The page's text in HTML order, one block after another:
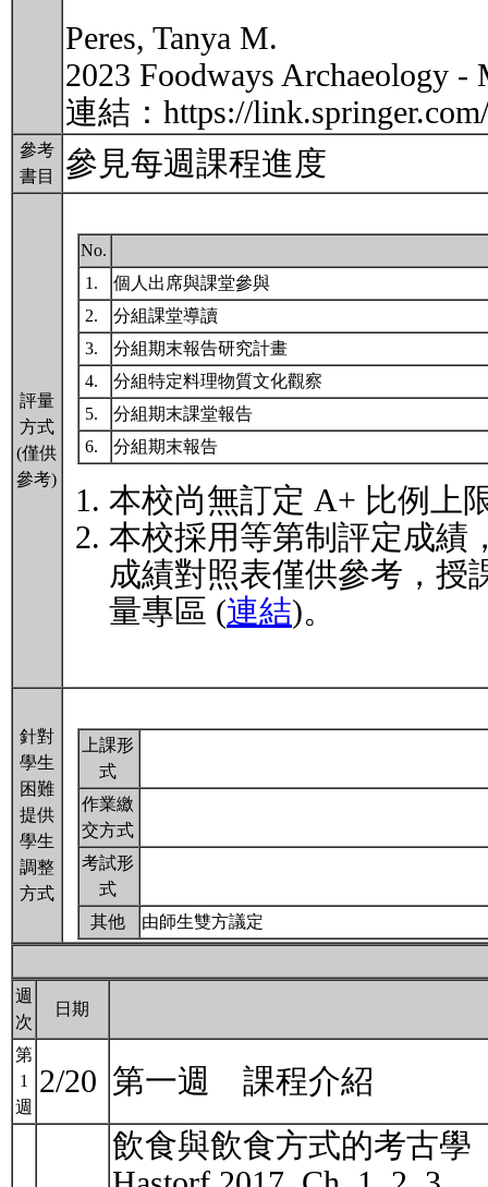
Peres, Tanya M.
2023 Foodways Archaeology -
連結：https://
參考
書目
參見每週課程進度
評量
方式
(僅供
參考)
No.
1.
個人出席與課堂參與
2.
分組課堂導讀
3.
分組期末報告研究計畫
4.
分組特定料理物質文化觀察
5.
分組期末課堂報告
6.
分組期末報告
本校尚無訂定 A+ 比例上
本校採用等第制評定成績
成績對照表僅供參考，授
量專區 (連結)。
針對
學生
困難
提供
學生
調整
方式
上課形
式
作業繳
交方式
考試形
式
其他
由師生雙方議定
週
次
日期
第
1
週
2/20 第一週 課程介紹
飲食與飲食方式的考古學